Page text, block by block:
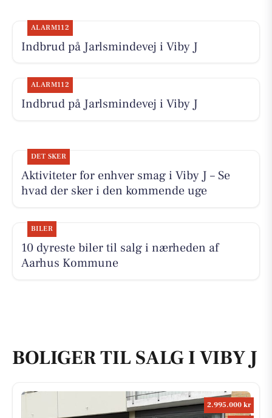
ALARM112
Indbrud på Jarlsmindevej i Viby J
ALARM112
Indbrud på Jarlsmindevej i Viby J
DET SKER
Aktiviteter for enhver smag i Viby J – Se
hvad der sker i den kommende uge
BILER
10 dyreste biler til salg i nærheden af
Aarhus Kommune
BOLIGER TIL SALG I VIBY J
2.995.000 kr